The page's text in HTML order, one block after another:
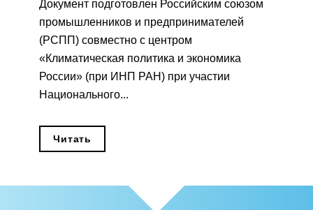
Издания
Проблемы прогнозирования
О журнале
Номера журналов
Общие требования
Документ подготовлен Российским союзом
промышленников и предпринимателей
(РСПП) совместно с центром
«Климатическая политика и экономика
России» (при ИНП РАН) при участии
Национального...
Читать